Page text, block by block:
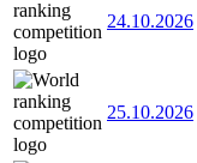
24.10.2026
25.10.2026